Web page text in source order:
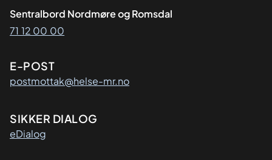
Sentralbord Nordmøre og Romsdal
71 12 00 00
E-POST
postmottak@helse-mr.no
SIKKER DIALOG
eDialog